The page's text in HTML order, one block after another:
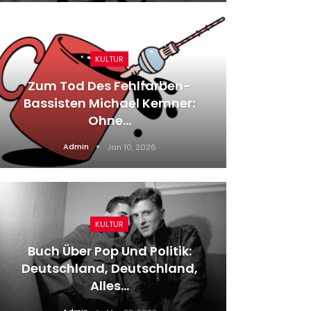
KULTUR
Zum Tod Des Fehlfarben-
Bassisten Michael Kemner:
Ohne…
Admin Jan 10, 2026
KULTUR
Buch Über Pop Und Politik:
Deutschland, Deutschland,
Alles…